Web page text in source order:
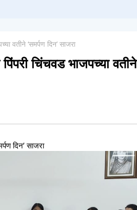
वतीने ‘समर्पण दिन’ साजरा
पिंपरी चिंचवड भाजपच्या वतीने
दिन’ साजरा